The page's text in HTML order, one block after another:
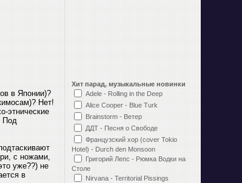
в Японии)?
Нет!
этнические
Под
с ножами,
уже??) не
в
Хит парад, музыкальные новинки
Adele - Rolling in the Deep
Alice Cooper - Blue Turk
Brainstorm - Ветер
ДДТ - Песня о Свободе
Французский хор (cover Tokio
Hotel) - Durch den Monsoon
Григорий Лепс - Рюмка Водки на
Столе
Nirvana - Territorial Pissings